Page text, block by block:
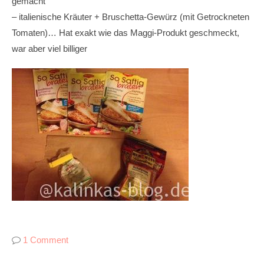
– italienische Kräuter + Bruschetta-Gewürz (mit Getrockneten
Tomaten)… Hat exakt wie das Maggi-Produkt geschmeckt,
war aber viel billiger
1 Comment